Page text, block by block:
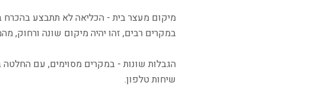
מיקום מעצר בית - הכליאה לא תתבצע בהכרח
במקרים רבים, זהו יהיה מיקום שונה
הגבלות שונות - במקרים מסוימים, עם החלטה
שיחות טלפון.